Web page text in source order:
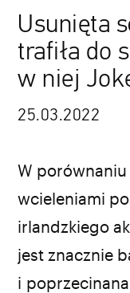
Usunięta
trafiła do
w niej
25.03.2022
W
wcieleniami
irlandzkiego
jest znacznie
i